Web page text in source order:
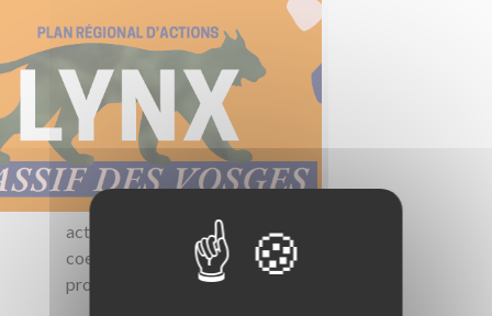
actions menées pour favoriser la
coexistence entre cette espèce
protégée et les activités humaines.